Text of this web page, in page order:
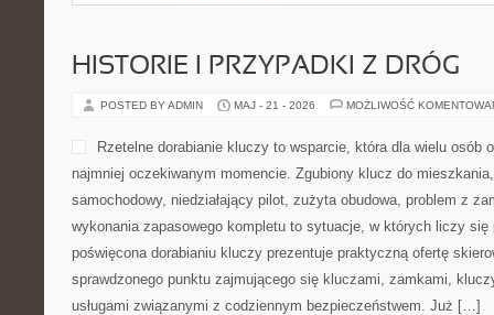
HISTORIE I PRZYPADKI Z DRÓG
POSTED BY ADMIN MAJ - 21 - 2026 MOŻLIWOŚĆ
Rzetelne dorabianie kluczy to wsparcie, która dla wielu osób
najmniej oczekiwanym momencie. Zgubiony klucz do
samochodowy, niedziałający pilot, zużyta obudowa, problem z
wykonania zapasowego kompletu to sytuacje, w których liczy się
poświęcona dorabianiu kluczy prezentuje praktyczną ofertę
sprawdzonego punktu zajmującego się kluczami, zamkami,
usługami związanymi z codziennym bezpieczeństwem. Już […]